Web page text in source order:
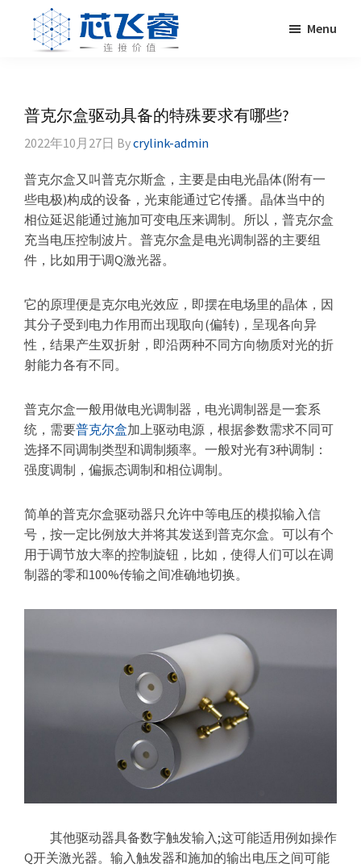
primary
primary
晶
体，
非
性
晶
体，
调
Q
体，
激
光
器
Menu
普克尔盒驱动具备的特殊要求有哪些?
2022年10月27日 Bycrylink-admin
普克尔盒又叫普克尔斯盒，主要是由电光晶体(附有一
些电极)构成的设备，光束能通过它传播。晶体当中的
相位延迟能通过施加可变电压来调制。所以，普克尔盒
充当电压控制波片。普克尔盒是电光调制器的主要组
件，比如用于调Q激光器。
它的原理便是克尔电光效应，即摆在电场里的晶体，因
其分子受到电力作用而出现取向(偏转)，呈现各向异
性，结果产生双折射，即沿两种不同方向物质对光的折
射能力各有不同。
普克尔盒一般用做电光调制器，电光调制器是一套系
统，需要普克尔盒加上驱动电源，根据参数需求不同可
选择不同调制类型和调制频率。一般对光有3种调制：
强度调制，偏振态调制和相位调制。
简单的普克尔盒驱动器只允许中等电压的模拟输入信
号，按一定比例放大并将其发送到普克尔盒。可以有个
用于调节放大率的控制旋钮，比如，使得人们可以在调
制器的零和100%传输之间准确地切换。
其他驱动器具备数字触发输入;这可能适用例如操作
Q开关激光器。输入触发器和施加的输出电压之间可能